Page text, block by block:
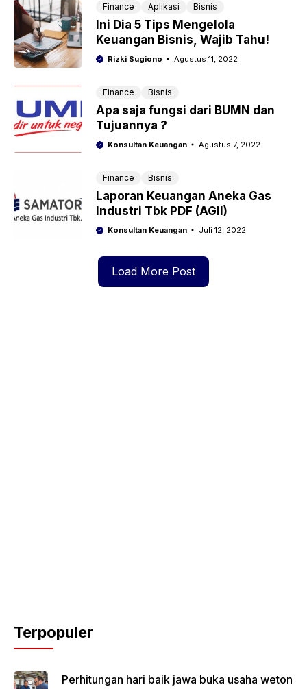
Finance Aplikasi Bisnis
Ini Dia 5 Tips Mengelola
Keuangan Bisnis, Wajib Tahu!
Rizki Sugiono Agustus 11, 2022
Finance Bisnis
Apa saja fungsi dari BUMN dan
Tujuannya ?
Konsultan Keuangan Agustus 7, 2022
Finance Bisnis
Laporan Keuangan Aneka Gas
Industri Tbk PDF (AGII)
Konsultan Keuangan Juli 12, 2022
Load More Post
Terpopuler
Perhitungan hari baik jawa buka usaha weton